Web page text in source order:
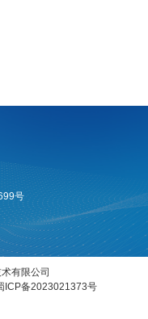
号
有限公司
ICP备2023021373号